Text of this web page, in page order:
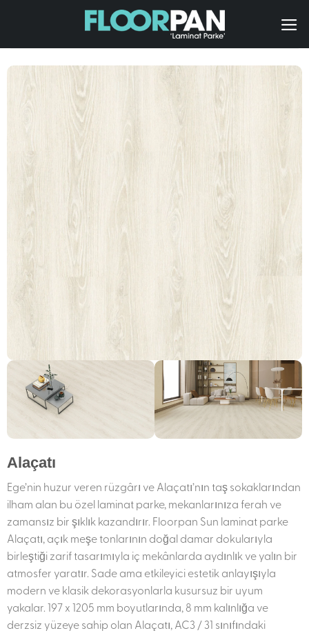
Alaçatı
Ege’nin huzur veren rüzgârı ve Alaçatı’nın taş sokaklarından
ilham alan bu özel laminat parke, mekanlarınıza ferah ve
zamansız bir şıklık kazandırır. Floorpan Sun laminat parke
Alaçatı, açık meşe tonlarının doğal damar dokularıyla
birleştiği zarif tasarımıyla iç mekânlarda aydınlık ve yalın bir
atmosfer yaratır. Sade ama etkileyici estetik anlayışıyla
modern ve klasik dekorasyonlarla kusursuz bir uyum
yakalar. 197 x 1205 mm boyutlarında, 8 mm kalınlığa ve
derzsiz yüzeye sahip olan Alaçatı, AC3 / 31 sınıfındaki